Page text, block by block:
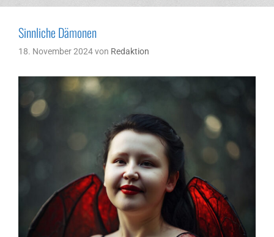
Sinnliche Dämonen
18. November 2024von Redaktion